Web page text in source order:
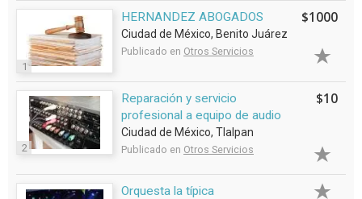
1
HERNANDEZ ABOGADOS
Ciudad de México, Benito Juárez
Publicado en Otros Servicios
$1000
2
Reparación y servicio
profesional a equipo de audio
Ciudad de México, Tlalpan
Publicado en Otros Servicios
$10
Orquesta la típica